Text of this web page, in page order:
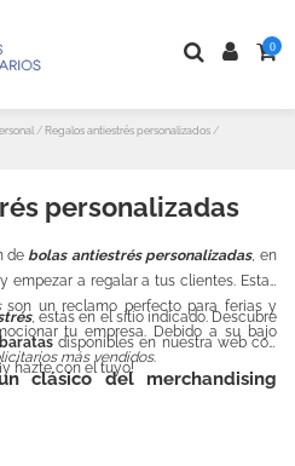
0
Regalos antiestrés personalizados
personalizadas
de bolas antiestrés personalizadas, en
empezar a regalar a tus clientes. Estas
son un reclamo perfecto para ferias y
tu empresa. Debido a su bajo
más vendidos.
, estás en el sitio indicado. Descubre
disponibles en nuestra web con
hazte con el tuyo!
clásico del merchandising